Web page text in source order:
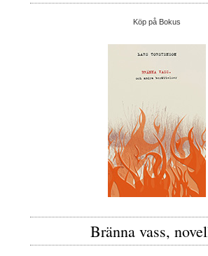
Köp på Bokus
Bränna vass,